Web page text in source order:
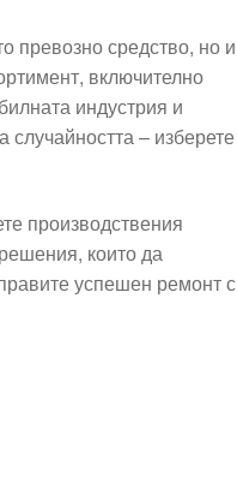
превозно средство, но и
включително
индустрия и
– изберете
производствения
които да
успешен ремонт с